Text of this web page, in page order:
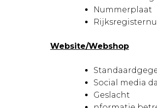
Nummerplaat
Website/Webshop
Social media
Geslacht